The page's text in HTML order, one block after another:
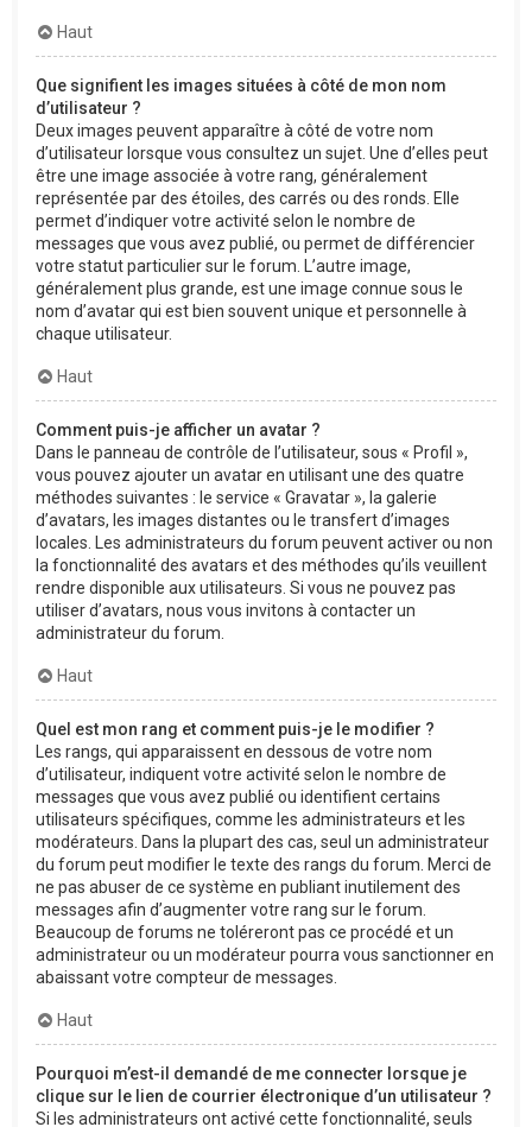
Haut
Que signifient les images situées à côté de mon nom
d’utilisateur ?
Deux images peuvent apparaître à côté de votre nom
d’utilisateur lorsque vous consultez un sujet. Une d’elles peut
être une image associée à votre rang, généralement
représentée par des étoiles, des carrés ou des ronds. Elle
permet d’indiquer votre activité selon le nombre de
messages que vous avez publié, ou permet de différencier
votre statut particulier sur le forum. L’autre image,
généralement plus grande, est une image connue sous le
nom d’avatar qui est bien souvent unique et personnelle à
chaque utilisateur.
Haut
Comment puis-je afficher un avatar ?
Dans le panneau de contrôle de l’utilisateur, sous « Profil »,
vous pouvez ajouter un avatar en utilisant une des quatre
méthodes suivantes : le service « Gravatar », la galerie
d’avatars, les images distantes ou le transfert d’images
locales. Les administrateurs du forum peuvent activer ou non
la fonctionnalité des avatars et des méthodes qu’ils veuillent
rendre disponible aux utilisateurs. Si vous ne pouvez pas
utiliser d’avatars, nous vous invitons à contacter un
administrateur du forum.
Haut
Quel est mon rang et comment puis-je le modifier ?
Les rangs, qui apparaissent en dessous de votre nom
d’utilisateur, indiquent votre activité selon le nombre de
messages que vous avez publié ou identifient certains
utilisateurs spécifiques, comme les administrateurs et les
modérateurs. Dans la plupart des cas, seul un administrateur
du forum peut modifier le texte des rangs du forum. Merci de
ne pas abuser de ce système en publiant inutilement des
messages afin d’augmenter votre rang sur le forum.
Beaucoup de forums ne toléreront pas ce procédé et un
administrateur ou un modérateur pourra vous sanctionner en
abaissant votre compteur de messages.
Haut
Pourquoi m’est-il demandé de me connecter lorsque je
clique sur le lien de courrier électronique d’un utilisateur ?
Si les administrateurs ont activé cette fonctionnalité, seuls